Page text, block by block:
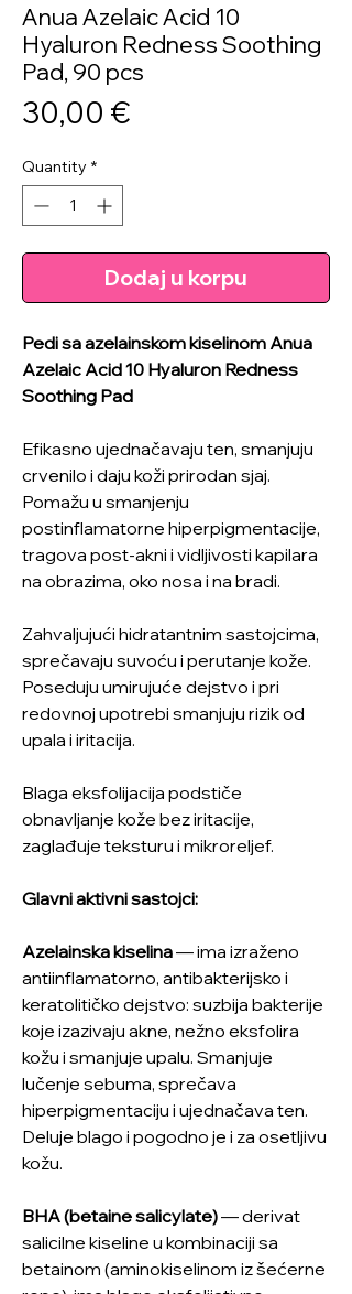
Anua Azelaic Acid 10
Hyaluron Redness Soothing
Pad, 90 pcs
30,00 €Price
Quantity *
Dodaj u korpu
Pedi sa azelainskom kiselinom Anua
Azelaic Acid 10 Hyaluron Redness
Soothing Pad
Efikasno ujednačavaju ten, smanjuju
crvenilo i daju koži prirodan sjaj.
Pomažu u smanjenju
postinflamatorne hiperpigmentacije,
tragova post-akni i vidljivosti kapilara
na obrazima, oko nosa i na bradi.
Zahvaljujući hidratantnim sastojcima,
sprečavaju suvoću i perutanje kože.
Poseduju umirujuće dejstvo i pri
redovnoj upotrebi smanjuju rizik od
upala i iritacija.
Blaga eksfolijacija podstiče
obnavljanje kože bez iritacije,
zaglađuje teksturu i mikroreljef.
Glavni aktivni sastojci:
Azelainska kiselina— ima izraženo
antiinflamatorno, antibakterijsko i
keratolitičko dejstvo: suzbija bakterije
koje izazivaju akne, nežno eksfolira
kožu i smanjuje upalu. Smanjuje
lučenje sebuma, sprečava
hiperpigmentaciju i ujednačava ten.
Deluje blago i pogodno je i za osetljivu
kožu.
BHA (betaine salicylate)— derivat
salicilne kiseline u kombinaciji sa
betainom (aminokiselinom iz šećerne